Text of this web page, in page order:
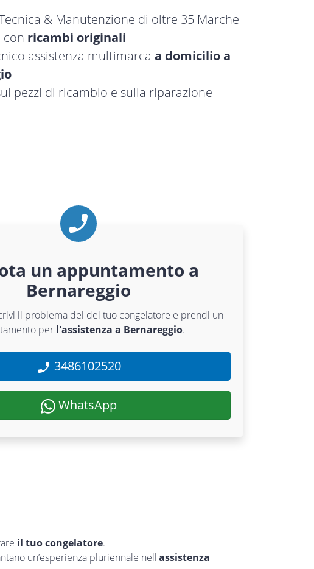
& Manutenzione di oltre 35 Marche
con ricambi originali
assistenza multimarca a domicilio a
pezzi di ricambio e sulla riparazione
un appuntamento a
Bernareggio
il problema del del tuo congelatore e prendi un
per l'assistenza a Bernareggio.
3486102520
WhatsApp
il tuo congelatore.
un’esperienza pluriennale nell'assistenza